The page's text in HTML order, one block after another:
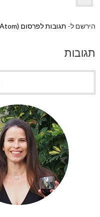
הירשם ל- תגובות לפרסום (Atom)
תגובות